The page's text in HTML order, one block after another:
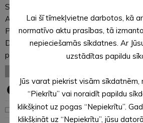
Sakarā ar rallija “Alūksne 2023” norisi
Alūksnē būs satiksmes ierobežojumi.
Piektdien, 24. februārī, no pulksten
Dārza ielā posmā no Tirgotāju ielas
piektdienas, 24. februāra, pulksten…
Aktuāli
Lai šī tīmekļvietne darbotos, kā
normatīvo aktu prasības, tā
nepieciešamās sīkdatnes. Ar
uzstādītas papildu
Jūs varat piekrist visām sīkdatnēm,
“Piekrītu” vai noraidīt papildu
klikšķinot uz pogas “Nepiekrītu”.
klikšķināt uz “Nepiekrītu”, jūsu